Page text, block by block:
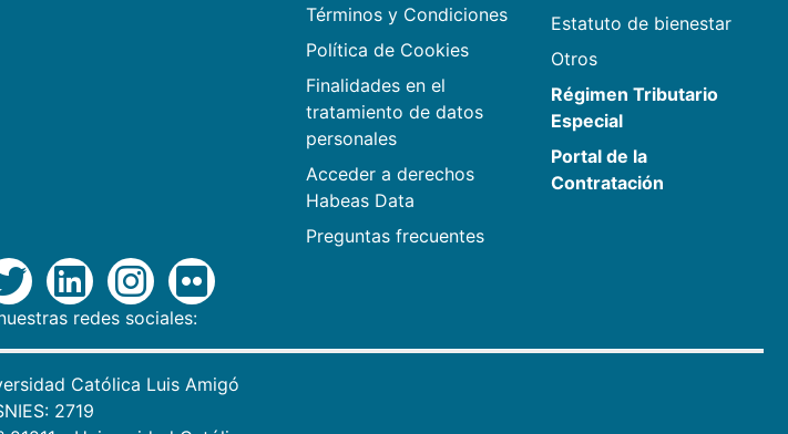
Términos y Condiciones
Política de Cookies
Finalidades en el
tratamiento de datos
personales
Acceder a derechos
Habeas Data
Preguntas frecuentes
Estatuto de bienestar
Otros
Régimen Tributario
Especial
Portal de la
Contratación
redes sociales:
Católica Luis Amigó
2719